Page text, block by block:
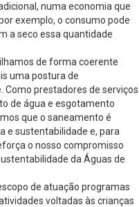
numa economia que
exemplo, o consumo pode
a seco essa quantidade
de forma coerente
uma postura de
Como prestadores de serviços
de água e esgotamento
que o saneamento é
e sustentabilidade e, para
o nosso compromisso
da Águas de
de atuação programas
voltadas às crianças